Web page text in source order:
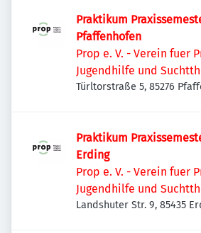
Praktikum
Pfaffenhofen
Prop e. V. - Verein fuer
Jugendhilfe und
Türltorstraße 5, 85276
Praktikum
Erding
Prop e. V. - Verein fuer
Jugendhilfe und
Landshuter Str. 9, 85435